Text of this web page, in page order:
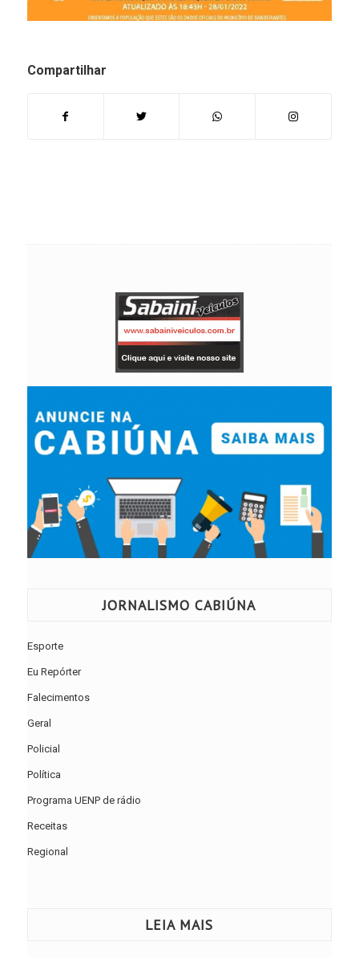
Compartilhar
JORNALISMO CABIÚNA
Esporte
Eu Repórter
Falecimentos
Geral
Policial
Política
Programa UENP de rádio
Receitas
Regional
LEIA MAIS